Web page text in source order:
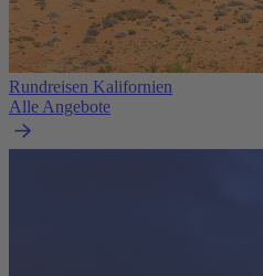
Rundreisen Kalifornien
Alle Angebote